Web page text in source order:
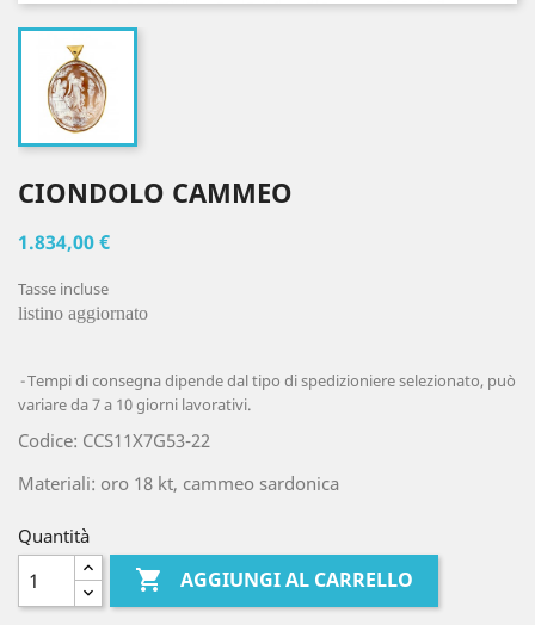
CIONDOLO CAMMEO
1.834,00 €
Tasse incluse
listino aggiornato
Tempi di consegna dipende dal tipo di spedizioniere selezionato, può
variare da 7 a 10 giorni lavorativi.
Codice: CCS11X7G53-22
Materiali: oro 18 kt, cammeo sardonica
Quantità
 AGGIUNGI AL CARRELLO